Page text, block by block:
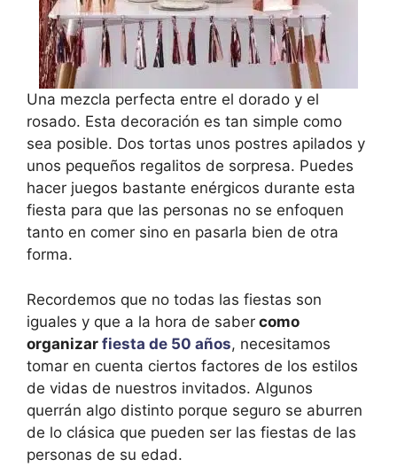
Una mezcla perfecta entre el dorado y el
rosado. Esta decoración es tan simple como
sea posible. Dos tortas unos postres apilados y
unos pequeños regalitos de sorpresa. Puedes
hacer juegos bastante enérgicos durante esta
fiesta para que las personas no se enfoquen
tanto en comer sino en pasarla bien de otra
forma.
Recordemos que no todas las fiestas son
iguales y que a la hora de saber como
organizar fiesta de 50 años, necesitamos
tomar en cuenta ciertos factores de los estilos
de vidas de nuestros invitados. Algunos
querrán algo distinto porque seguro se aburren
de lo clásica que pueden ser las fiestas de las
personas de su edad.